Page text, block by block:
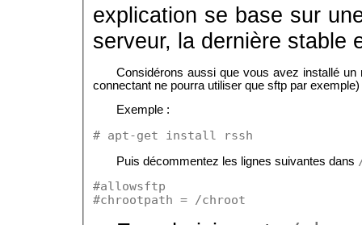
explication se base sur
serveur, la dernière stable
Considérons aussi que vous avez installé
connectant ne pourra utiliser que sftp par exemple)
Exemple :
# apt-get install rssh
Puis décommentez les lignes suivantes dans
#allowsftp
#chrootpath = /chroot